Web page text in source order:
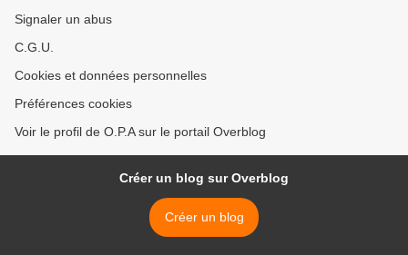
Signaler un abus
C.G.U.
Cookies et données personnelles
Préférences cookies
Voir le profil de O.P.A sur le portail Overblog
Créer un blog sur Overblog
Créer un blog